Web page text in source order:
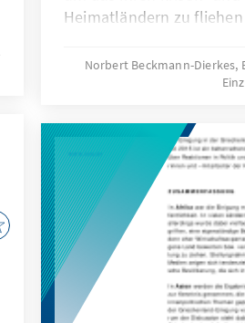
Heimatländern zu
Deutschland zu suchen.
Norbert Beckmann-Dierkes,